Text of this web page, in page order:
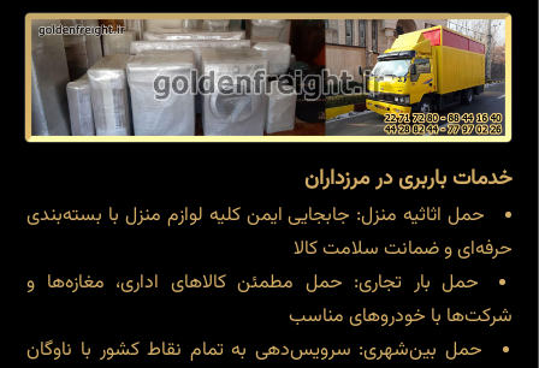
خدمات باربری در مرزداران
حمل اثاثیه منزل: جابجایی ایمن کلیه لوازم منزل با بسته‌بندی
حرفه‌ای و ضمانت سلامت کالا
حمل بار تجاری: حمل مطمئن کالاهای اداری، مغازه‌ها و
شرکت‌ها با خودروهای مناسب
حمل بین‌شهری: سرویس‌دهی به تمام نقاط کشور با ناوگان